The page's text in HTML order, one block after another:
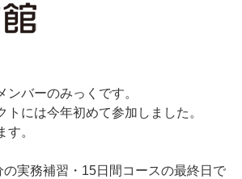
ンバーのみっくです。
トには今年初めて参加しました。
す。
実務補習・15日間コースの最終日で